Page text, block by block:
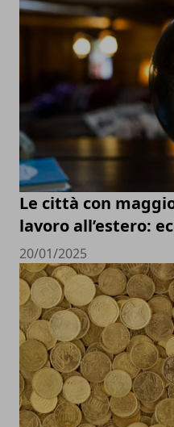
Le città con
lavoro all’estero:
20/01/2025